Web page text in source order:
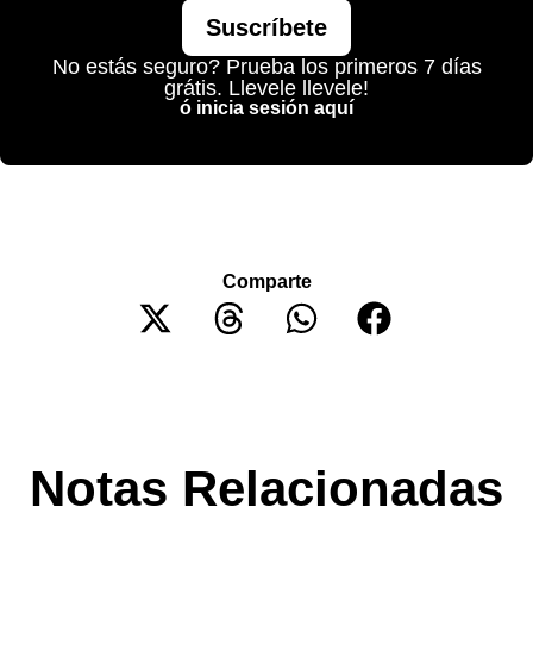
Suscríbete
No estás seguro? Prueba los primeros 7 días
grátis. Llevele llevele!
ó inicia sesión aquí
Comparte
Notas Relacionadas